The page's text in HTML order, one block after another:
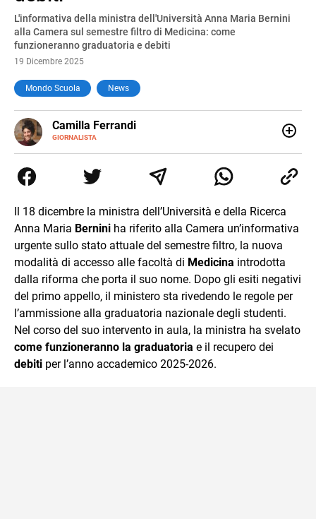
L'informativa della ministra dell'Università Anna Maria Bernini
alla Camera sul semestre filtro di Medicina: come
funzioneranno graduatoria e debiti
19 Dicembre 2025
Mondo Scuola News
Camilla Ferrandi
GIORNALISTA
E-
MAIL
LINKEDIN
di trasformare la passione per la scrittura in un lavoro, e
da lì non mi sono più fermata. L’attualità è il mio pane
mente.
Il 18 dicembre la ministra dell’Università e della Ricerca
Anna Maria Bernini ha riferito alla Camera un’informativa
urgente sullo stato attuale del semestre filtro, la nuova
modalità di accesso alle facoltà di Medicina introdotta
dalla riforma che porta il suo nome. Dopo gli esiti negativi
del primo appello, il ministero sta rivedendo le regole per
l’ammissione alla graduatoria nazionale degli studenti.
Nel corso del suo intervento in aula, la ministra ha svelato
come funzioneranno la graduatoria e il recupero dei
debiti per l’anno accademico 2025-2026.